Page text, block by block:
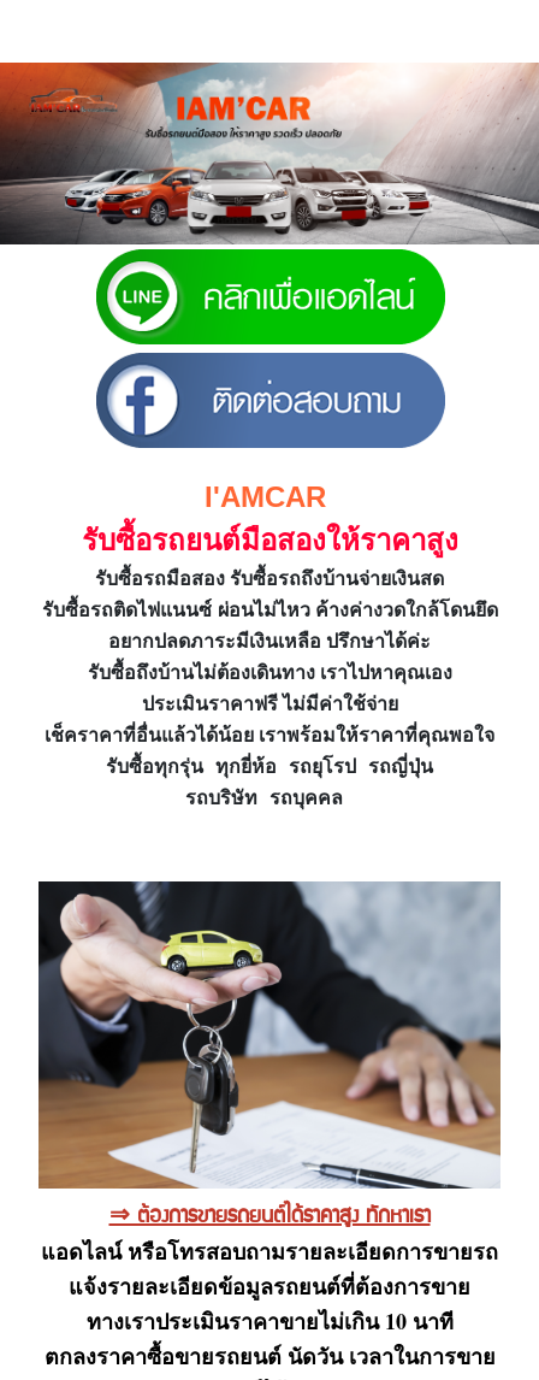
Previous Next
I'AMCAR
รับซื้อรถยนต์มือสองให้ราคาสูง
รับซื้อรถมือสอง รับซื้อรถถึงบ้านจ่ายเงินสด
รับซื้อรถติดไฟแนนซ์ ผ่อนไม่ไหว ค้างค่างวดใกล้โดนยึด
อยากปลดภาระมีเงินเหลือ ปรึกษาได้ค่ะ
รับซื้อถึงบ้านไม่ต้องเดินทาง เราไปหาคุณเอง
ประเมินราคาฟรี ไม่มีค่าใช้จ่าย
เช็คราคาที่อื่นแล้วได้น้อย เราพร้อมให้ราคาที่คุณพอใจ
รับซื้อทุกรุ่น ทุกยี่ห้อ รถยุโรป รถญี่ปุ่น
รถบริษัท รถบุคคล
⇒ ต้องการขายรถยนต์ได้ราคาสูง ทักหาเรา
แอดไลน์ หรือโทรสอบถามรายละเอียดการขายรถ
แจ้งรายละเอียดข้อมูลรถยนต์ที่ต้องการขาย
ทางเราประเมินราคาขายไม่เกิน 10 นาที
ตกลงราคาซื้อขายรถยนต์ นัดวัน เวลาในการขาย